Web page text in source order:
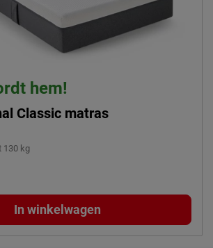
hem!
Classic matras
130 kg
In winkelwagen